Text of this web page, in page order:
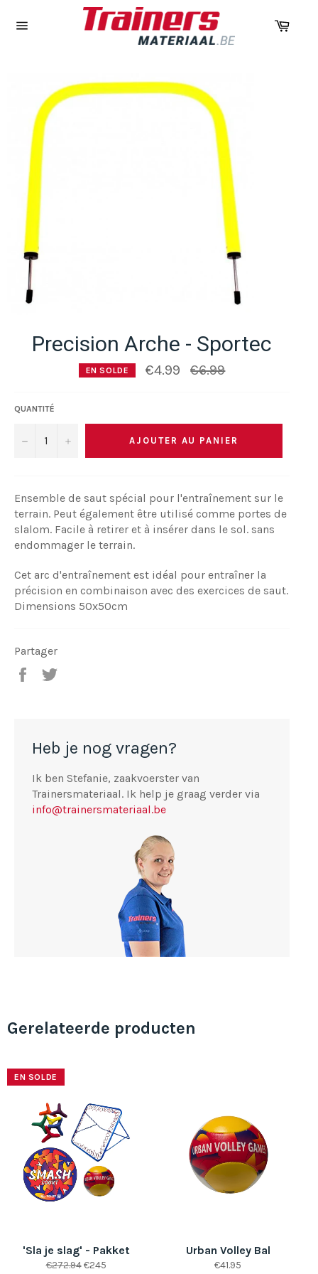
Precision Arche - Sportec
EN SOLDE €4.99
Prix
régulier
€6.99
QUANTITÉ
− + AJOUTER AU PANIER
Ensemble de saut spécial pour l'entraînement sur le
terrain. Peut également être utilisé comme portes de
slalom. Facile à retirer et à insérer dans le sol. sans
endommager le terrain.
Cet arc d'entraînement est idéal pour entraîner la
précision en combinaison avec des exercices de saut.
Dimensions 50x50cm
Partager
Partager
Heb je nog vragen?
Ik ben Stefanie, zaakvoerster van
Trainersmateriaal. Ik help je graag verder via
info@trainersmateriaal.be
Gerelateerde producten
'Sla je slag' - Pakket
Prix
€272.94 Prix
€245
EN SOLDE
Urban Volley Bal
Prix
€41.95